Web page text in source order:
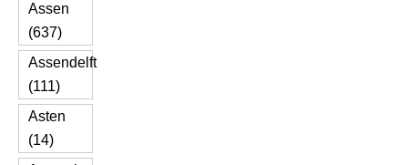
Assen
(637)
Assendelft
(111)
Asten
(14)